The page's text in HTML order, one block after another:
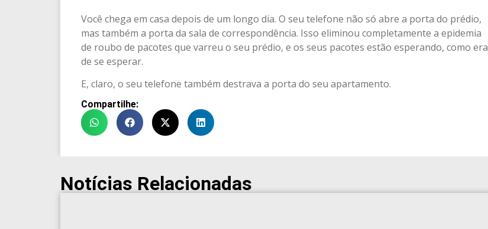
Você chega em casa depois de um longo dia. O seu telefone não só abre a porta do prédio,
mas também a porta da sala de correspondência. Isso eliminou completamente a epidemia
de roubo de pacotes que varreu o seu prédio, e os seus pacotes estão esperando, como era
de se esperar.
E, claro, o seu telefone também destrava a porta do seu apartamento.
Compartilhe:
Notícias Relacionadas